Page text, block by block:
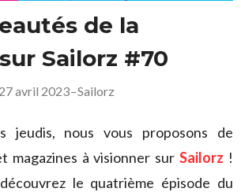
de la
Sailorz #70
27 avril 2023–Sailorz
jeudis, nous vous proposons de
magazines à visionner surSailorz !
le quatrième épisode du